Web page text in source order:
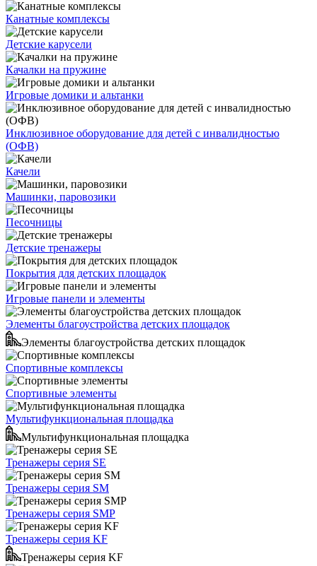
Канатные комплексы
Детские карусели
Качалки на пружине
Игровые домики и альтанки
Инклюзивное оборудование для детей с инвалидностью
(ОФВ)
Качели
Машинки, паровозики
Песочницы
Детские тренажеры
Покрытия для детских площадок
Игровые панели и элементы
Элементы благоустройства детских площадок
Элементы благоустройства детских площадок
Спортивные комплексы
Спортивные элементы
Мультифункциональная площадка
Мультифункциональная площадка
Тренажеры серия SE
Тренажеры серия SM
Тренажеры серия SMP
Тренажеры серия KF
Тренажеры серия KF